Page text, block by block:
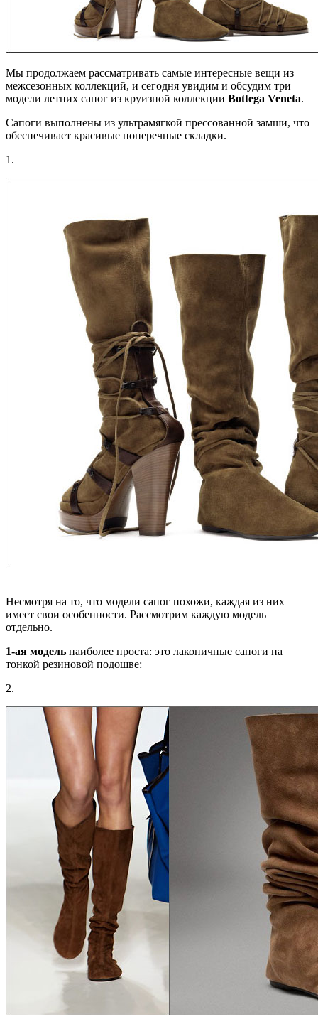
Мы продолжаем рассматривать самые интересные вещи из
межсезонных коллекций, и сегодня увидим и обсудим три
модели летних сапог из круизной коллекции Bottega Veneta.
Сапоги выполнены из ультрамягкой прессованной замши, что
обеспечивает красивые поперечные складки.
1.
Несмотря на то, что модели сапог похожи, каждая из них
имеет свои особенности. Рассмотрим каждую модель
отдельно.
1-ая модель наиболее проста: это лаконичные сапоги на
тонкой резиновой подошве:
2.